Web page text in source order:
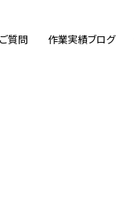
質問 作業実績ブログ